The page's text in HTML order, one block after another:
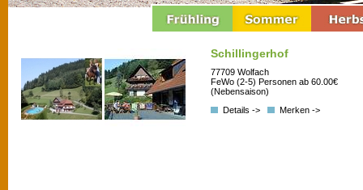
Schillingerhof
77709 Wolfach
FeWo (2-5) Personen ab 60.00€
(Nebensaison)
Details ->
Merken ->